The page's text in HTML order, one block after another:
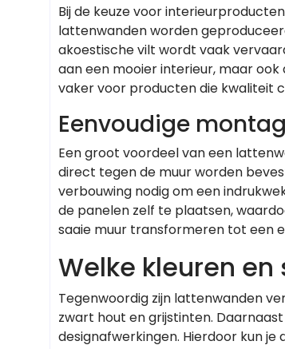
Bij de keuze voor
lattenwanden worden
akoestische vilt wordt vaak
aan een mooier interieur, maar
vaker voor producten die kwaliteit
Eenvoudige
Een groot voordeel van een
direct tegen de muur worden
verbouwing nodig om een
de panelen zelf te plaatsen,
saaie muur transformeren tot een
Welke kleuren
Tegenwoordig zijn lattenwanden
zwart hout en grijstinten.
designafwerkingen. Hierdoor kun